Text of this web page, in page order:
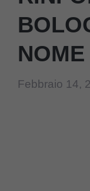
NOME
Febbraio 14,